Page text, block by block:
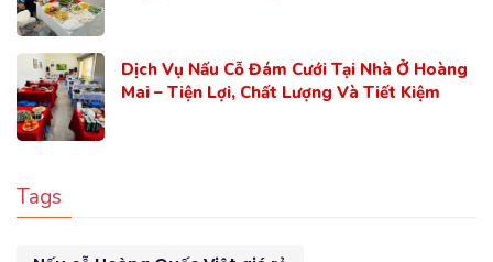
Dịch Vụ Nấu Cỗ Đám Cưới Tại Nhà Ở Hoàng
Mai – Tiện Lợi, Chất Lượng Và Tiết Kiệm
Tags